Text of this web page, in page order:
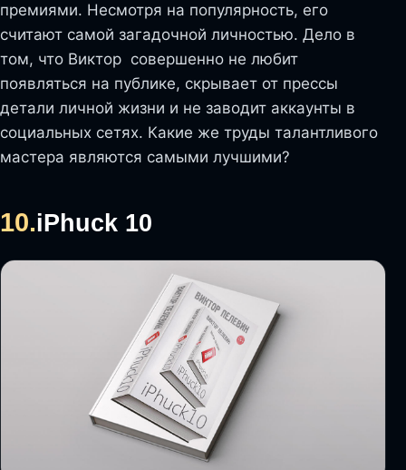
премиями. Несмотря на популярность, его
считают самой загадочной личностью. Дело в
том, что Виктор совершенно не любит
появляться на публике, скрывает от прессы
детали личной жизни и не заводит аккаунты в
социальных сетях. Какие же труды талантливого
мастера являются самыми лучшими?
10.iPhuck 10